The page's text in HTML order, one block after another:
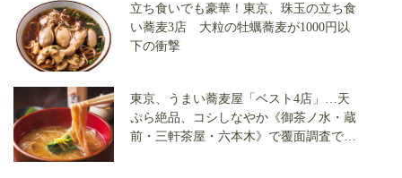
立ち食いでも豪華！東京、珠玉の立ち食
い蕎麦3店 大粒の牡蠣蕎麦が1000円以
下の衝撃
東京、うまい蕎麦屋「ベスト4店」…天
ぷら絶品、コシしなやか《御茶ノ水・蔵
前・三軒茶屋・六本木》で覆面調査で発